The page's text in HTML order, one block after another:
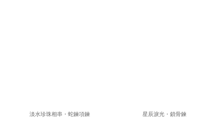
淡水珍珠相串・蛇鍊項鍊 星辰淚光・鎖骨鍊